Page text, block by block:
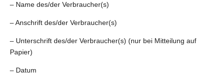
– Name des/der Verbraucher(s)
– Anschrift des/der Verbraucher(s)
– Unterschrift des/der Verbraucher(s) (nur bei Mitteilung auf
Papier)
– Datum